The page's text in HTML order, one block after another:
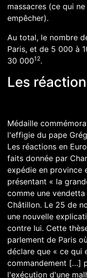
massacres (ce qui
empêcher).
Au total, le nombre
Paris, et de 5 000 à
30 00012.
Les
Médaille
l'effigie du pape
Les réactions en
faits donnée par
expédie en province
présentant « la
comme une
Châtillon. Le 25 de
une nouvelle
contre lui. Cette
parlement de Paris
déclare que « ce qui
commandement […]
l'exécution d'une